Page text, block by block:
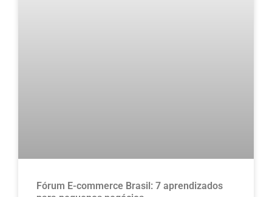
Fórum E-commerce Brasil: 7 aprendizados